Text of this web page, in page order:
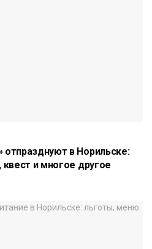
в Норильске:
и многое другое